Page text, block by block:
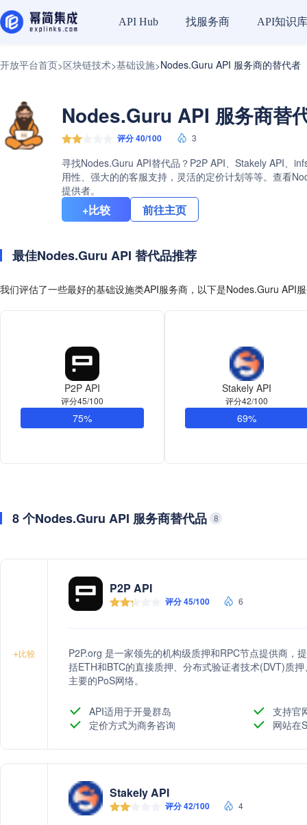
API Hub 找服务商 API知识库
开放平台首页>区块链技术>基础设施>Nodes.Guru API 服务商的替代者
Nodes.Guru API 服务商替
评分 40/100 3
寻找Nodes.Guru API替代品？P2P API、Stakely API、
用性、强大的的客服支持，灵活的定价计划等等。查看
提供者。
+比较 前往主页
最佳Nodes.Guru API 替代品推荐
我们评估了一些最好的基础设施类API服务商，以下是Nodes.Guru API
P2P API
评分45/100
75%
Stakely API
评分42/100
69%
8 个Nodes.Guru API 服务商替代品 8
+比较
P2P API
评分 45/100 6
P2P.org 是一家领先的机构级质押和RPC节点提供商，
括ETH和BTC的直接质押、分布式验证者技术(DVT)质
主要的PoS网络。
API适用于开曼群岛
支持官
定价方式为商务咨询
网站在
Stakely API
评分 42/100 4